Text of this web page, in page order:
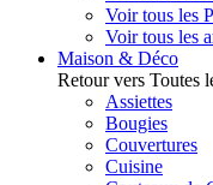
Voir tous les
Voir tous les
Maison & Déco
Retour vers Toutes
Assiettes
Bougies
Couvertures
Cuisine